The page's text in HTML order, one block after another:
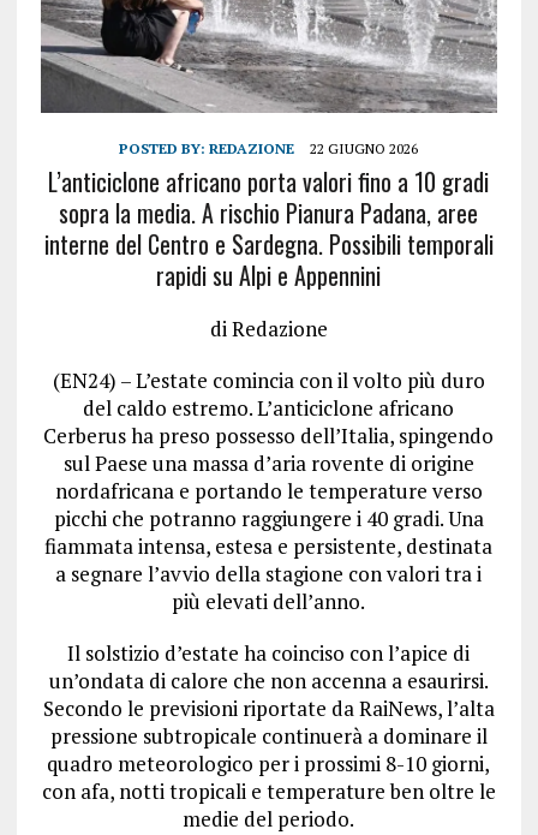
POSTED BY:REDAZIONE 22 GIUGNO 2026
L’anticiclone africano porta valori fino a 10 gradi
sopra la media. A rischio Pianura Padana, aree
interne del Centro e Sardegna. Possibili temporali
rapidi su Alpi e Appennini
di Redazione
(EN24) – L’estate comincia con il volto più duro
del caldo estremo. L’anticiclone africano
Cerberus ha preso possesso dell’Italia, spingendo
sul Paese una massa d’aria rovente di origine
nordafricana e portando le temperature verso
picchi che potranno raggiungere i 40 gradi. Una
fiammata intensa, estesa e persistente, destinata
a segnare l’avvio della stagione con valori tra i
più elevati dell’anno.
Il solstizio d’estate ha coinciso con l’apice di
un’ondata di calore che non accenna a esaurirsi.
Secondo le previsioni riportate da RaiNews, l’alta
pressione subtropicale continuerà a dominare il
quadro meteorologico per i prossimi 8-10 giorni,
con afa, notti tropicali e temperature ben oltre le
medie del periodo.